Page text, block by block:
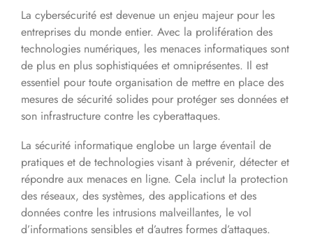
La cybersécurité est devenue un enjeu majeur pour les
entreprises du monde entier. Avec la prolifération des
technologies numériques, les menaces informatiques sont
de plus en plus sophistiquées et omniprésentes. Il est
essentiel pour toute organisation de mettre en place des
mesures de sécurité solides pour protéger ses données et
son infrastructure contre les cyberattaques.
La sécurité informatique englobe un large éventail de
pratiques et de technologies visant à prévenir, détecter et
répondre aux menaces en ligne. Cela inclut la protection
des réseaux, des systèmes, des applications et des
données contre les intrusions malveillantes, le vol
d’informations sensibles et d’autres formes d’attaques.